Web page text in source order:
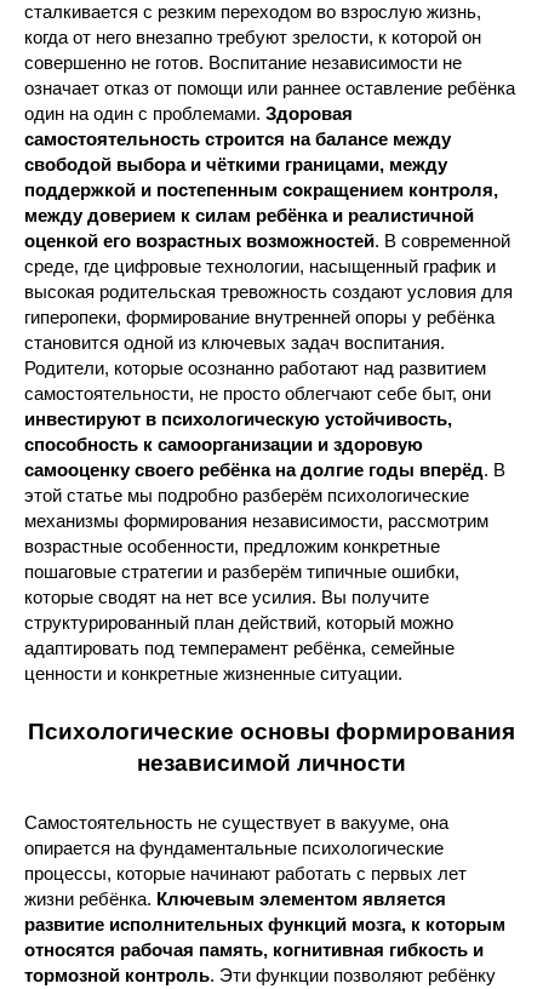
сталкивается с резким переходом во взрослую жизнь,
когда от него внезапно требуют зрелости, к которой он
совершенно не готов. Воспитание независимости не
означает отказ от помощи или раннее оставление ребёнка
один на один с проблемами. Здоровая
самостоятельность строится на балансе между
свободой выбора и чёткими границами, между
поддержкой и постепенным сокращением контроля,
между доверием к силам ребёнка и реалистичной
оценкой его возрастных возможностей. В современной
среде, где цифровые технологии, насыщенный график и
высокая родительская тревожность создают условия для
гиперопеки, формирование внутренней опоры у ребёнка
становится одной из ключевых задач воспитания.
Родители, которые осознанно работают над развитием
самостоятельности, не просто облегчают себе быт, они
инвестируют в психологическую устойчивость,
способность к самоорганизации и здоровую
самооценку своего ребёнка на долгие годы вперёд. В
этой статье мы подробно разберём психологические
механизмы формирования независимости, рассмотрим
возрастные особенности, предложим конкретные
пошаговые стратегии и разберём типичные ошибки,
которые сводят на нет все усилия. Вы получите
структурированный план действий, который можно
адаптировать под темперамент ребёнка, семейные
ценности и конкретные жизненные ситуации.
Психологические основы формирования
независимой личности
Самостоятельность не существует в вакууме, она
опирается на фундаментальные психологические
процессы, которые начинают работать с первых лет
жизни ребёнка. Ключевым элементом является
развитие исполнительных функций мозга, к которым
относятся рабочая память, когнитивная гибкость и
тормозной контроль. Эти функции позволяют ребёнку